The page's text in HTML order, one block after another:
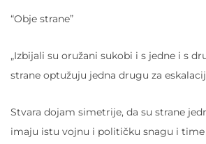
“Obje strane”
„Izbijali su oružani sukobi i s jedne i s
strane optužuju jedna drugu za
Stvara dojam simetrije, da su strane
imaju istu vojnu i političku snagu i